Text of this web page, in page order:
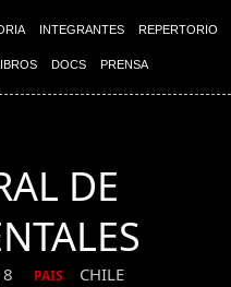
INTEGRANTES REPERTORIO
DOCS PRENSA
DE
PAIS CHILE